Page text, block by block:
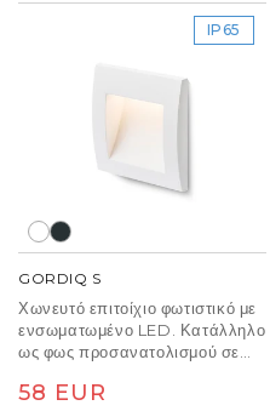
IP65
GORDIQ S
Χωνευτό επιτοίχιο φωτιστικό με
ενσωματωμένο LED. Κατάλληλο
ως φως προσανατολισμού σε
Μόνο κάθετος φωτισμός.
Κανονική
58 EUR